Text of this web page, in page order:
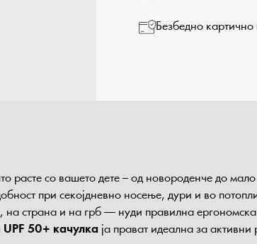
Безбедно
расте со вашето дете – од новороденче до
при секојдневно носење, дури и во
на страна и на грб — нуди правилна
UPF 50+ качулка ја прават идеална за активни